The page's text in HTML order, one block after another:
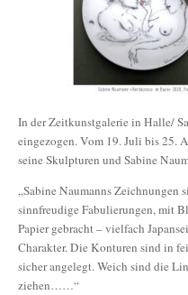
In der Zeitkunstgalerie in Halle/
eingezogen. Vom 19. Juli bis 25.
seine Skulpturen und Sabine
„Sabine Naumanns Zeichnungen
sinnfreudige Fabulierungen, mit
Papier gebracht – vielfach
Charakter. Die Konturen sind in
sicher angelegt. Weich sind die
ziehen……“